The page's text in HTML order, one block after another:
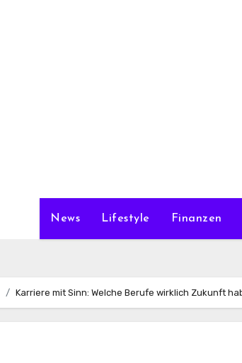
News Lifestyle Finanzen
Karriere mit Sinn: Welche Berufe wirklich Zukunft